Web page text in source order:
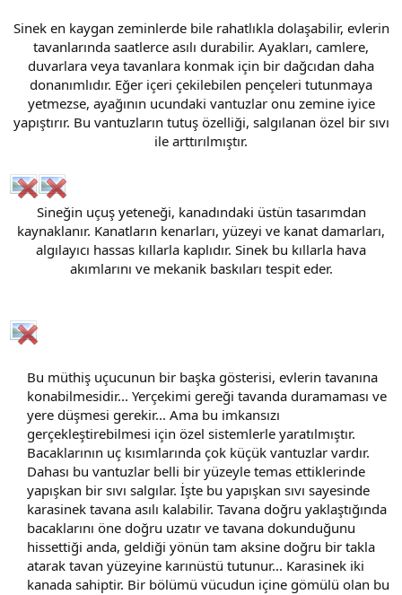
Sinek en kaygan zeminlerde bile rahatlıkla dolaşabilir, evlerin
tavanlarında saatlerce asılı durabilir. Ayakları, camlere,
duvarlara veya tavanlara konmak için bir dağcıdan daha
donanımlıdır. Eğer içeri çekilebilen pençeleri tutunmaya
yetmezse, ayağının ucundaki vantuzlar onu zemine iyice
yapıştırır. Bu vantuzların tutuş özelliği, salgılanan özel bir sıvı
ile arttırılmıştır.​
Sineğin uçuş yeteneği, kanadındaki üstün tasarımdan
kaynaklanır. Kanatların kenarları, yüzeyi ve kanat damarları,
algılayıcı hassas kıllarla kaplıdır. Sinek bu kıllarla hava
akımlarını ve mekanik baskıları tespit eder.​
Bu müthiş uçucunun bir başka gösterisi, evlerin tavanına
konabilmesidir... Yerçekimi gereği tavanda duramaması ve
yere düşmesi gerekir... Ama bu imkansızı
gerçekleştirebilmesi için özel sistemlerle yaratılmıştır.
Bacaklarının uç kısımlarında çok küçük vantuzlar vardır.
Dahası bu vantuzlar belli bir yüzeyle temas ettiklerinde
yapışkan bir sıvı salgılar. İşte bu yapışkan sıvı sayesinde
karasinek tavana asılı kalabilir. Tavana doğru yaklaştığında
bacaklarını öne doğru uzatır ve tavana dokunduğunu
hissettiği anda, geldiği yönün tam aksine doğru bir takla
atarak tavan yüzeyine karınüstü tutunur... Karasinek iki
kanada sahiptir. Bir bölümü vücudun içine gömülü olan bu